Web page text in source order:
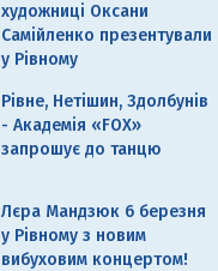
художниці Оксани
Самійленко презентували
у Рівному
Рівне, Нетішин, Здолбунів
- Академія «FOX»
запрошує до танцю
Лєра Мандзюк 6 березня
у Рівному з новим
вибуховим концертом!